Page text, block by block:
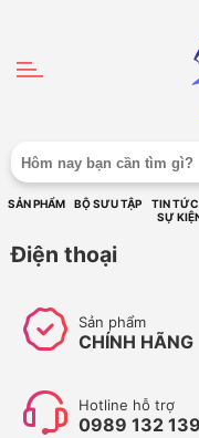
SẢN PHẨM BỘ SƯU TẬP
TIN
SỰ
Điện thoại
Sản phẩm
CHÍNH HÃNG
Hotline hỗ trợ
0989 132 139